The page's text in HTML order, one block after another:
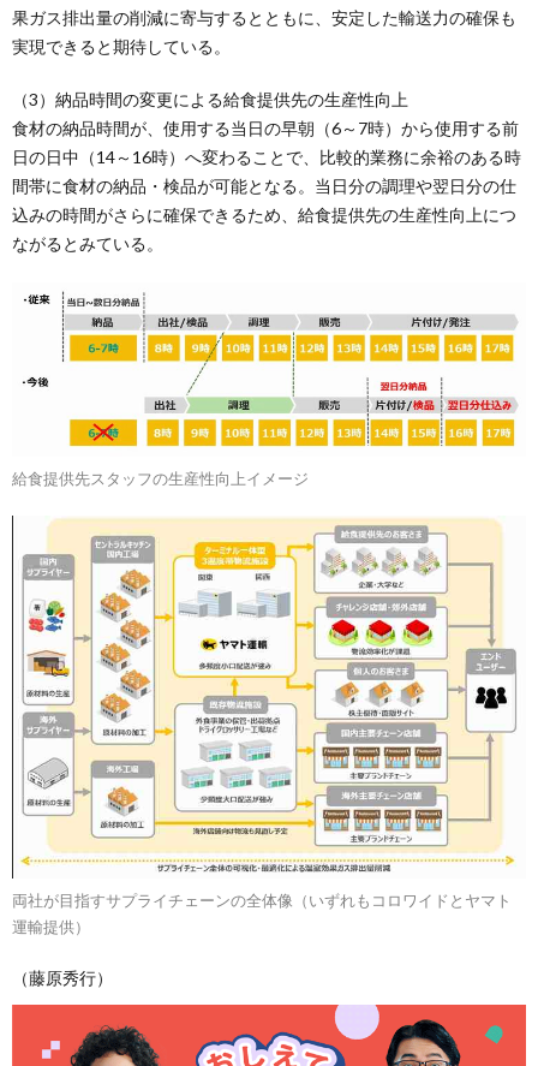
果ガス排出量の削減に寄与するとともに、安定した輸送力の確保も
実現できると期待している。
（3）納品時間の変更による給食提供先の生産性向上
食材の納品時間が、使用する当日の早朝（6～7時）から使用する前
日の日中（14～16時）へ変わることで、比較的業務に余裕のある時
間帯に食材の納品・検品が可能となる。当日分の調理や翌日分の仕
込みの時間がさらに確保できるため、給食提供先の生産性向上につ
ながるとみている。
給食提供先スタッフの生産性向上イメージ
両社が目指すサプライチェーンの全体像（いずれもコロワイドとヤマト
運輸提供）
（藤原秀行）